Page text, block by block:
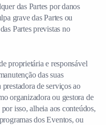
das Partes por danos
grave das Partes ou
Partes previstas no
proprietária e responsável
das suas
de serviços ao
organizadora ou gestora de
isso, alheia aos conteúdos,
dos Eventos, ou